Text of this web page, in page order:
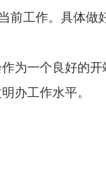
工作。具体做
一个良好的开
办工作水平。